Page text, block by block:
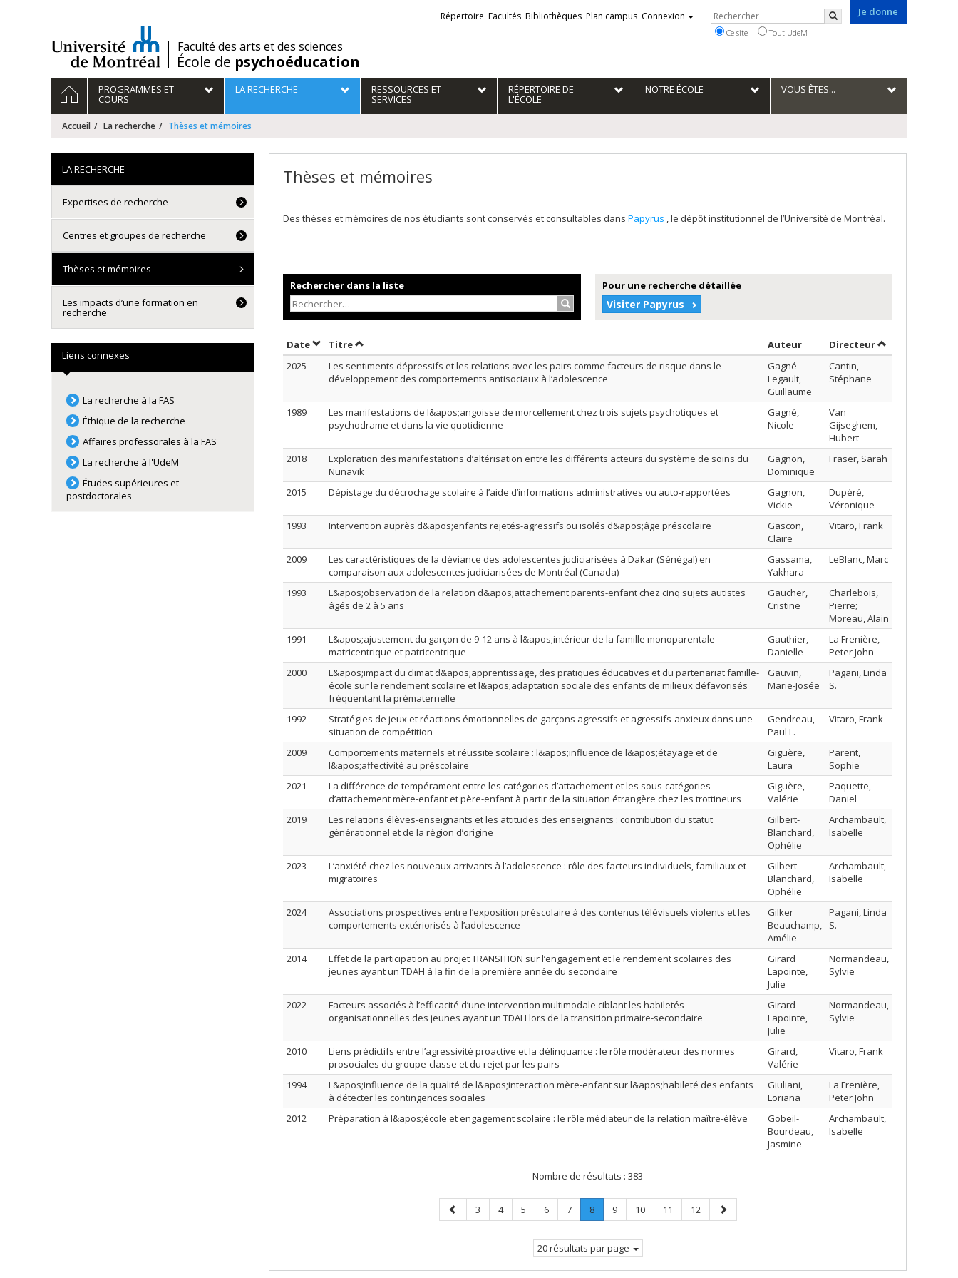
/Faculté des arts et des sciences
École de psychoéducation
Je donne
Liens
externes
Répertoire Facultés Bibliothèques Plan campus Connexion Rechercher
Rechercher
Ce site Tout UdeM
Navigation
principale
ACCUEILPROGRAMMES ET
COURS
LA RECHERCHE RESSOURCES ET
SERVICES
RÉPERTOIRE DE
L'ÉCOLE
NOTRE ÉCOLE VOUS ÊTES...
Accueil La recherche Thèses et mémoires
Thèses et mémoires
Des thèses et mémoires de nos étudiants sont conservés et consultables dans Papyrus , le dépôt institutionnel de l’Université de Montréal.
Rechercher dans la liste
Rechercher…
Pour une recherche détaillée
Visiter Papyrus
DateTrier par date en ordre croissant
TitreTrier par titre en ordre croissant Auteur Trier par auteur en ordre
Directeurpar
2025
Les sentiments dépressifs et les relations avec les pairs comme facteurs de risque dans le
développement des comportements antisociaux à l’adolescence
Gagné-
Legault,
Guillaume
Cantin,
Stéphane
1989
Les manifestations de l&apos;angoisse de morcellement chez trois sujets psychotiques et
psychodrame et dans la vie quotidienne
Gagné,
Nicole
Van
Gijseghem,
Hubert
2018
Exploration des manifestations d’altérisation entre les différents acteurs du système de soins du
Nunavik
Gagnon,
Dominique
Fraser, Sarah
2015 Dépistage du décrochage scolaire à l’aide d’informations administratives ou auto-rapportées
Gagnon,
Vickie
Dupéré,
Véronique
1993
Intervention auprès d&apos;enfants rejetés-agressifs ou isolés d&apos;âge préscolaire
Gascon,
Claire
Vitaro, Frank
2009
Les caractéristiques de la déviance des adolescentes judiciarisées à Dakar (Sénégal) en
comparaison aux adolescentes judiciarisées de Montréal (Canada)
Gassama,
Yakhara
LeBlanc, Marc
1993
L&apos;observation de la relation d&apos;attachement parents-enfant chez cinq sujets autistes
âgés de 2 à 5 ans
Gaucher,
Cristine
Charlebois,
Pierre;
Moreau, Alain
1991
L&apos;ajustement du garçon de 9-12 ans à l&apos;intérieur de la famille monoparentale
matricentrique et patricentrique
Gauthier,
Danielle
La Frenière,
Peter John
2000
L&apos;impact du climat d&apos;apprentissage, des pratiques éducatives et du partenariat famille-
école sur le rendement scolaire et l&apos;adaptation sociale des enfants de milieux défavorisés
fréquentant la prématernelle
Gauvin,
Marie-Josée
Pagani, Linda
S.
1992
Stratégies de jeux et réactions émotionnelles de garçons agressifs et agressifs-anxieux dans une
situation de compétition
Gendreau,
Paul L.
Vitaro, Frank
2009
Comportements maternels et réussite scolaire : l&apos;influence de l&apos;étayage et de
l&apos;affectivité au préscolaire
Giguère,
Laura
Parent,
Sophie
2021
La différence de tempérament entre les catégories d’attachement et les sous-catégories
d’attachement mère-enfant et père-enfant à partir de la situation étrangère chez les trottineurs
Giguère,
Valérie
Paquette,
Daniel
2019
Les relations élèves-enseignants et les attitudes des enseignants : contribution du statut
générationnel et de la région d’origine
Gilbert-
Blanchard,
Ophélie
Archambault,
Isabelle
2023
L’anxiété chez les nouveaux arrivants à l’adolescence : rôle des facteurs individuels, familiaux et
migratoires
Gilbert-
Blanchard,
Ophélie
Archambault,
Isabelle
2024
Associations prospectives entre l’exposition préscolaire à des contenus télévisuels violents et les
comportements extériorisés à l’adolescence
Gilker
Beauchamp,
Amélie
Pagani, Linda
S.
2014
Effet de la participation au projet TRANSITION sur l’engagement et le rendement scolaires des
jeunes ayant un TDAH à la fin de la première année du secondaire
Girard
Lapointe,
Julie
Normandeau,
Sylvie
2022
Facteurs associés à l’efficacité d’une intervention multimodale ciblant les habiletés
organisationnelles des jeunes ayant un TDAH lors de la transition primaire-secondaire
Girard
Lapointe,
Julie
Normandeau,
Sylvie
2010
Liens prédictifs entre l’agressivité proactive et la délinquance : le rôle modérateur des normes
prosociales du groupe-classe et du rejet par les pairs
Girard,
Valérie
Vitaro, Frank
1994
L&apos;influence de la qualité de l&apos;interaction mère-enfant sur l&apos;habileté des enfants
à détecter les contingences sociales
Giuliani,
Loriana
La Frenière,
Peter John
2012
Préparation à l&apos;école et engagement scolaire : le rôle médiateur de la relation maître-élève
Gobeil-
Bourdeau,
Jasmine
Archambault,
Isabelle
Nombre de résultats : 383
Page
précédente
Page
3 Page
4 Page
5 Page
6 Page
7 Page
8.
Page
Page
9 Page
10 Page
11 Page
12
Page
suivante
20 résultats par page
LA RECHERCHE
Expertises de recherche
Centres et groupes de recherche
Thèses et mémoires
Les impacts d’une formation en
recherche
Liens connexes
La recherche à la FAS
Éthique de la recherche
Affaires professorales à la FAS
La recherche à l'UdeM
Études supérieures et
postdoctorales